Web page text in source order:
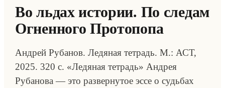
Во льдах истории. По следам
Огненного Протопопа
Андрей Рубанов. Ледяная тетрадь. М.: АСТ,
2025. 320 с. «Ледяная тетрадь» Андрея
Рубанова — это развернутое эссе о судьбах